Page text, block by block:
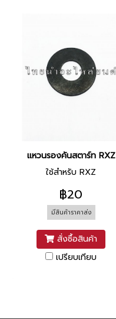
แหวนรองคันสตาร์ท RXZ
ใช้สำหรับ RXZ
฿20
มีสินค้าราคาส่ง
สั่งซื้อสินค้า
เปรียบเทียบ